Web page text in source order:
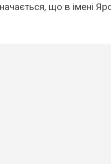
що в імені